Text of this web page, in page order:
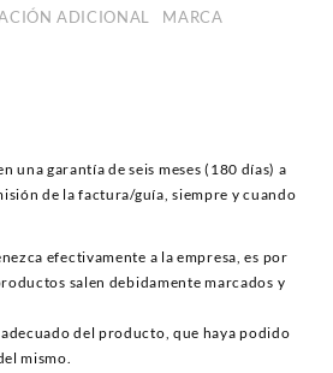
ADICIONAL MARCA
una garantía de seis meses (180 días) a
de la factura/guía, siempre y cuando
efectivamente a la empresa, es por
salen debidamente marcados y
del producto, que haya podido
mismo.